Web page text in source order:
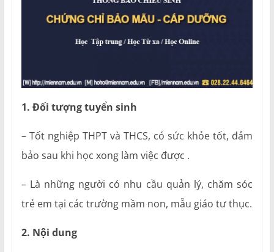
1. Đối tượng tuyển sinh
– Tốt nghiệp THPT và THCS, có sức khỏe tốt, đảm
bảo sau khi học xong làm việc được .
– Là những người có nhu cầu quản lý, chăm sóc
trẻ em tại các trường mầm non, mẫu giáo tư thục.
2. Nội dung